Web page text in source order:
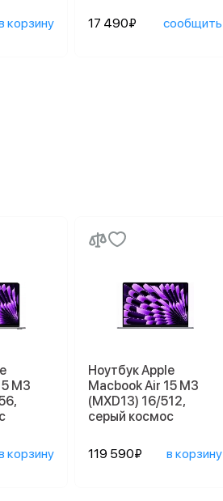
корзину 17 490₽ сообщить
M3
корзину
Ноутбук Apple
Macbook Air 15 M3
(MXD13) 16/512,
серый космос
119 590₽ в корзину